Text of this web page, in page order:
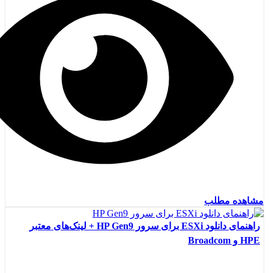
مشاهده مطلب
راهنمای دانلود ESXi برای سرور HP Gen9 + لینک‌های معتبر
HPE و Broadcom